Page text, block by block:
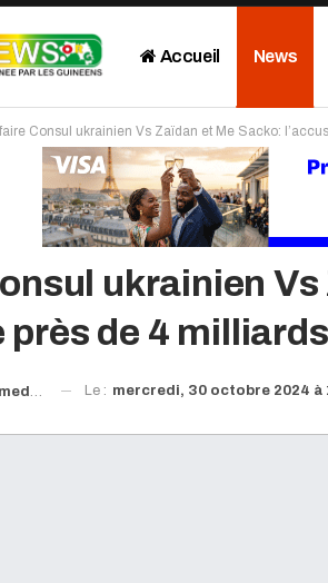
Accueil News
Interviews
Consul ukrainien Vs Zaïdan et Me Sacko:
ukrainien Vs
près de 4
Doré Le : mercredi, 30 octobre 2024 à